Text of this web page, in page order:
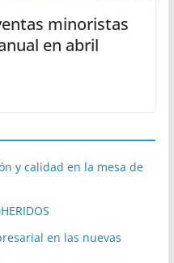
minoristas
en abril
y calidad en la mesa de
en las nuevas